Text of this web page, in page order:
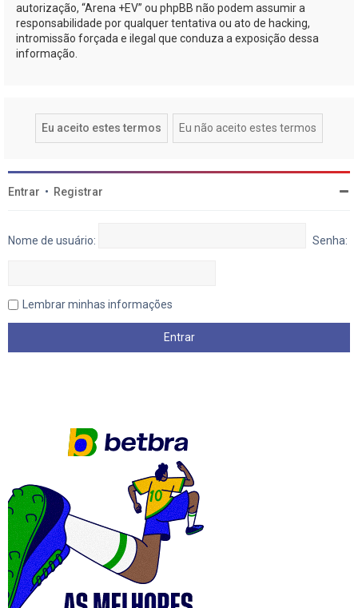
autorização, “Arena +EV” ou phpBB não podem assumir a
responsabilidade por qualquer tentativa ou ato de hacking,
intromissão forçada e ilegal que conduza a exposição dessa
informação.
Entrar • Registrar
Nome de usuário: Senha:
Lembrar minhas informações